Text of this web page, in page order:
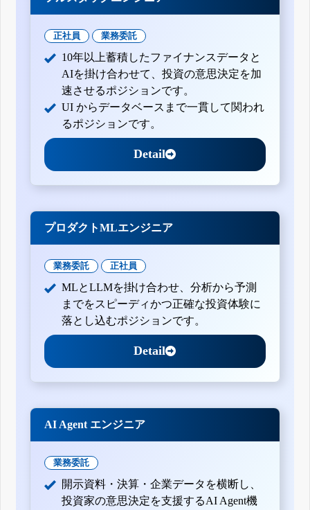
正社員 業務委託
10年以上蓄積したファイナンスデータと
AIを掛け合わせて、投資の意思決定を加
速させるポジションです。
UI からデータベースまで一貫して関われ
るポジションです。
Detail
プロダクトMLエンジニア
業務委託 正社員
MLとLLMを掛け合わせ、分析から予測
までをスピーディかつ正確な投資体験に
落とし込むポジションです。
Detail
AI Agent エンジニア
業務委託
開示資料・決算・企業データを横断し、
投資家の意思決定を支援するAI Agent機